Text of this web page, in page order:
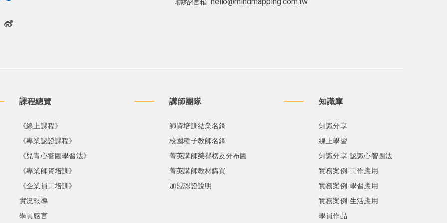
課程總覽
《線上課程》
《專業認證課程》
《兒青心智圖學習法》
《專業師資培訓》
《企業員工培訓》
實況報導
學員感言
講師團隊
師資培訓結業名錄
校園種子教師名錄
菁英講師榮譽榜及分布圖
菁英講師教材購買
加盟認證說明
知識庫
知識分享
線上學習
知識分享-認識心智圖法
實務案例-工作應用
實務案例-學習應用
實務案例-生活應用
學員作品